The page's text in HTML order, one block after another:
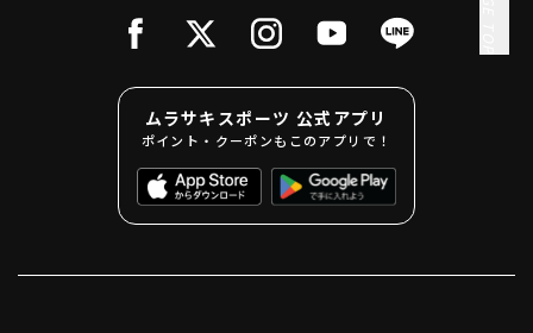
ムラサキスポーツ 公式アプリ
ポイント・クーポンもこのアプリで！